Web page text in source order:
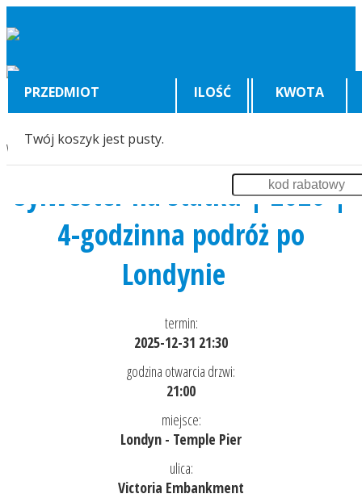
PRZEDMIOT ILOŚĆ KWOTA
Twój koszyk jest pusty.
Wyświetlenia:46025
Sylwester na statku | 2026 |
4-godzinna podróż po
Londynie
termin:
2025-12-31 21:30
godzina otwarcia drzwi:
21:00
miejsce:
Londyn - Temple Pier
ulica:
Victoria Embankment